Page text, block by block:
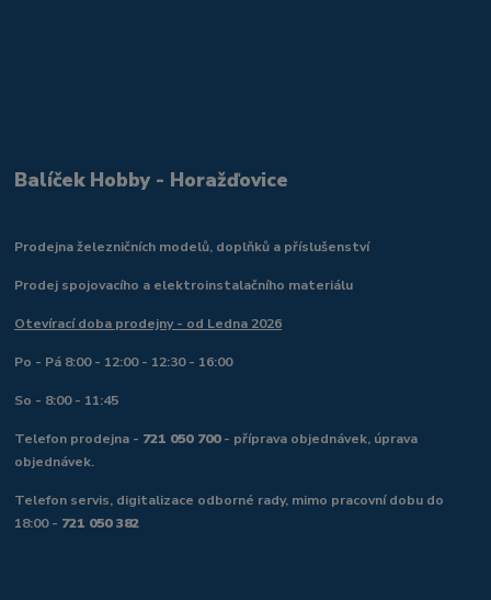
Balíček Hobby - Horažďovice
Prodejna železničních modelů, doplňků a příslušenství
Prodej spojovacího a elektroinstalačního materiálu
Otevírací doba prodejny - od Ledna 2026
Po - Pá 8:00 - 12:00 - 12:30 - 16:00
So - 8:00 - 11:45
Telefon prodejna - 721 050 700- příprava objednávek, úprava
objednávek.
Telefon servis, digitalizace odborné rady, mimo pracovní dobu do
18:00 - 721 050 382